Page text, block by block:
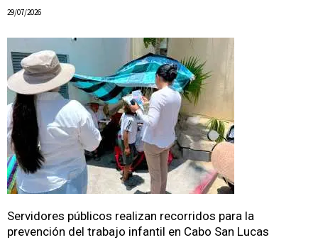
29/07/2026
Servidores públicos realizan recorridos para la
prevención del trabajo infantil en Cabo San Lucas